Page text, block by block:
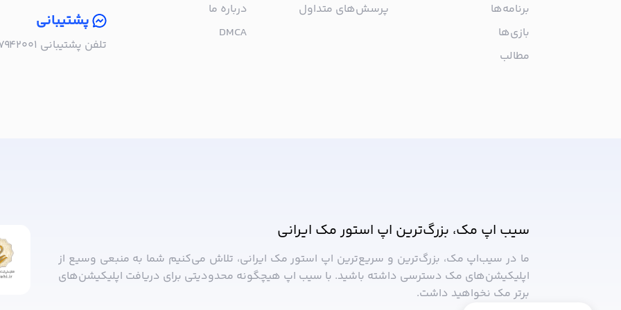
برنامه‌ها
بازی‌ها
مطالب
پرسش‌های متداول
درباره‌ ما
DMCA
پشتیبانی
تلفن پشتیبانی ۰۲۱۵۷۹۴۲۰۰۱ | به صورت تلفنی پاسخگوی شما هستیم!
سیب اپ مک، بزرگ‌ترین اپ استور مک ایرانی
ما در سیب‌‌اپ مک، بزرگ‌ترین و سریع‌ترین اپ استور مک ایرانی، تلاش می‌کنیم شما به منبعی وسیع از
اپلیکیشن‌های مک دسترسی داشته باشید. با سیب ‌اپ هیچگونه محدودیتی برای دریافت اپلیکیشن‌های
برتر مک نخواهید داشت.